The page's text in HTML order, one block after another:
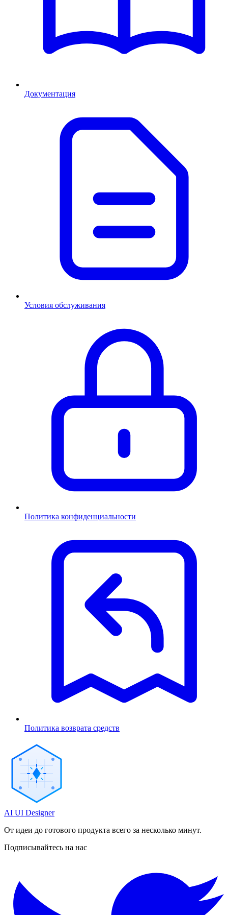
Документация
Условия обслуживания
Политика конфиденциальности
Политика возврата средств
AI UI Designer
От идеи до готового продукта всего за несколько минут.
Подписывайтесь на нас